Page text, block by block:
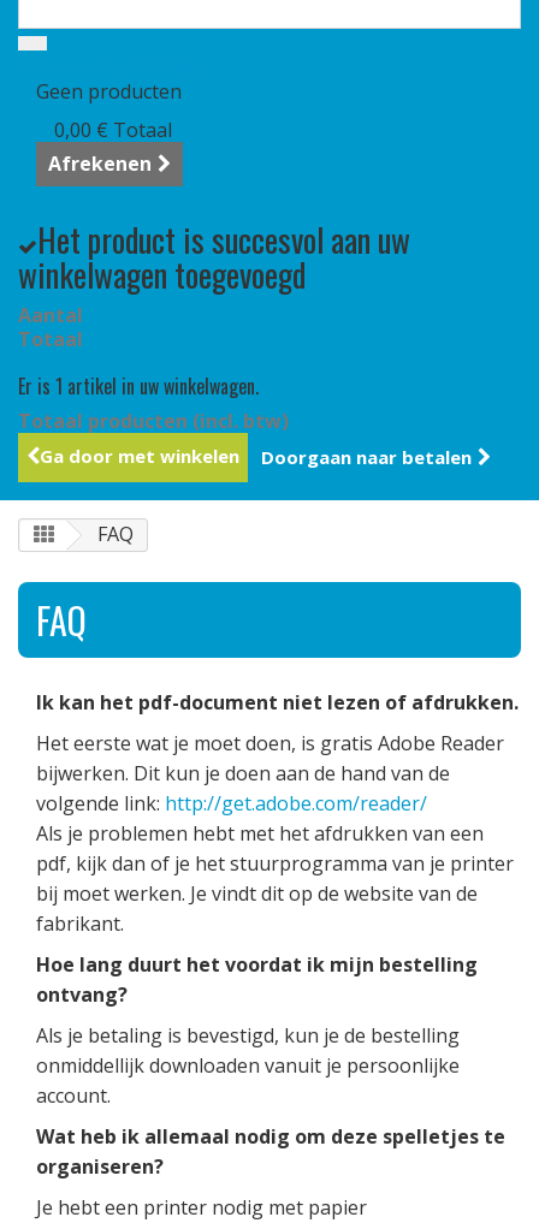
Geen producten
0,00 € Totaal
Afrekenen
Het product is succesvol aan uw
winkelwagen toegevoegd
Aantal
Totaal
Er is 1 artikel in uw winkelwagen.
Totaal producten (incl. btw)
Ga door met winkelen Doorgaan naar betalen
FAQ
FAQ
Ik kan het pdf-document niet lezen of afdrukken.
Het eerste wat je moet doen, is gratis Adobe Reader
bijwerken. Dit kun je doen aan de hand van de
volgende link: http://get.adobe.com/reader/
Als je problemen hebt met het afdrukken van een
pdf, kijk dan of je het stuurprogramma van je printer
bij moet werken. Je vindt dit op de website van de
fabrikant.
Hoe lang duurt het voordat ik mijn bestelling
ontvang?
Als je betaling is bevestigd, kun je de bestelling
onmiddellijk downloaden vanuit je persoonlijke
account.
Wat heb ik allemaal nodig om deze spelletjes te
organiseren?
Je hebt een printer nodig met papier